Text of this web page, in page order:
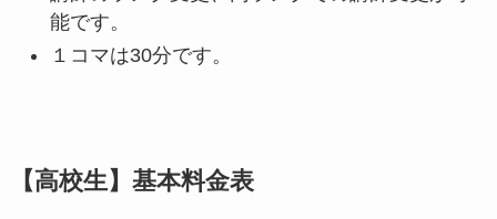
能です。
１コマは30分です。
【高校生】基本料金表